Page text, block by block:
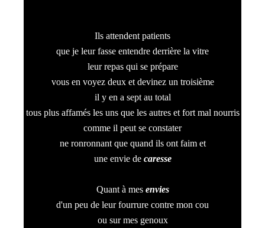
Ils attendent patients
que je leur fasse entendre derrière la vitre
leur repas qui se prépare
vous en voyez deux et devinez un troisième
il y en a sept au total
tous plus affamés les uns que les autres et fort mal nourris
comme il peut se constater
ne ronronnant que quand ils ont faim et
une envie de caresse
Quant à mes envies
d'un peu de leur fourrure contre mon cou
ou sur mes genoux